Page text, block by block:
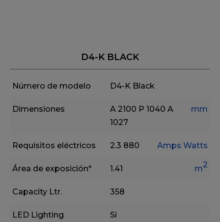
D4-K BLACK
Número de modelo D4-K Black
Dimensiones A 2100 P 1040 A
1027
mm
Requisitos eléctricos 2.3 880 Amps Watts
Área de exposición" 1.41 m2
Capacity Ltr. 358
LED Lighting Sí